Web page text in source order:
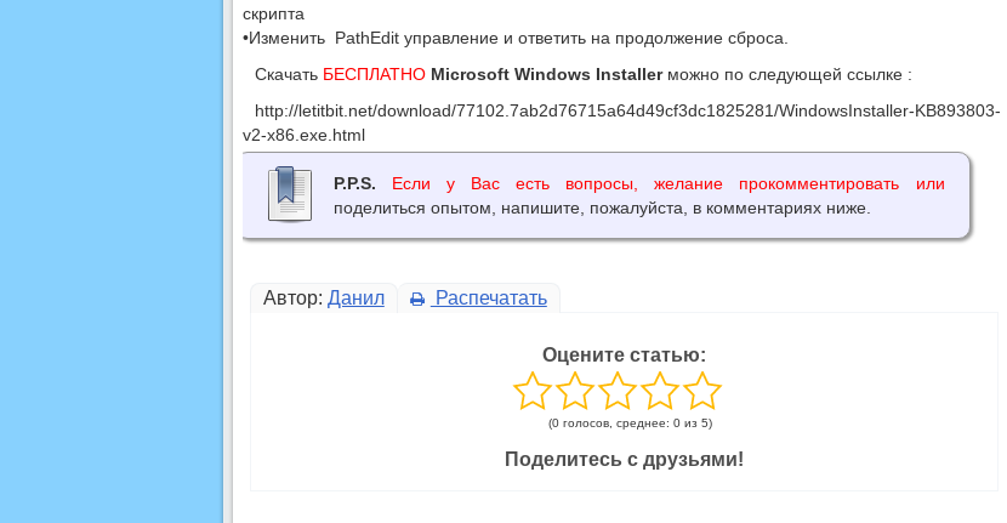
скрипта
•Изменить PathEdit управление и ответить на продолжение сброса.
Скачать БЕСПЛАТНО Microsoft Windows Installerможно по следующей ссылке :
http://letitbit.net/download/77102.7ab2d76715a64d49cf3dc1825281/WindowsInstaller-KB893803-
v2-x86.exe.html
P.P.S.
Если у Вас есть вопросы, желание прокомментировать или
поделиться опытом, напишите, пожалуйста, в комментариях ниже.
Автор: Данил Распечатать
Оцените статью:
(0 голосов, среднее: 0 из 5)
Поделитесь с друзьями!